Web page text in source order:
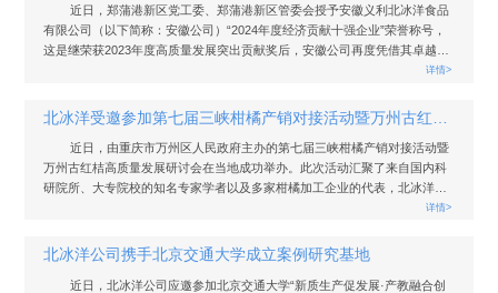
近日，郑蒲港新区党工委、郑蒲港新区管委会授予安徽义利北冰洋食品
有限公司（以下简称：安徽公司）“2024年度经济贡献十强企业”荣誉称号，
这是继荣获2023年度高质量发展突出贡献奖后，安徽公司再度凭借其卓越的
详情>
近日，由重庆市万州区人民政府主办的第七届三峡柑橘产销对接活动暨
万州古红桔高质量发展研讨会在当地成功举办。此次活动汇聚了来自国内科
研院所、大专院校的知名专家学者以及多家柑橘加工企业的代表，北冰洋公
详情>
北冰洋公司携手北京交通大学成立案例研究基地
近日，北冰洋公司应邀参加北京交通大学“新质生产促发展·产教融合创